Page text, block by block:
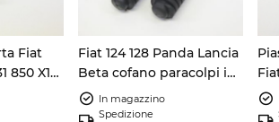
Fiat
850 X19
Fiat 124 128 Panda Lancia
Beta cofano paracolpi in
gomma cofano 4276430
In magazzino
Spedizione